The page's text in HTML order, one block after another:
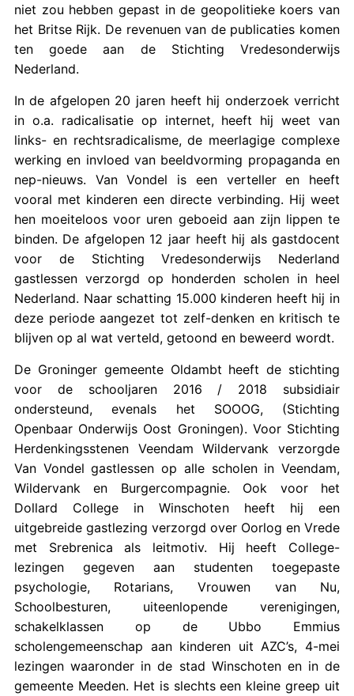
niet zou hebben gepast in de geopolitieke koers van
het Britse Rijk. De revenuen van de publicaties komen
ten goede aan de Stichting Vredesonderwijs
Nederland.
In de afgelopen 20 jaren heeft hij onderzoek verricht
in o.a. radicalisatie op internet, heeft hij weet van
links- en rechtsradicalisme, de meerlagige complexe
werking en invloed van beeldvorming propaganda en
nep-nieuws. Van Vondel is een verteller en heeft
vooral met kinderen een directe verbinding. Hij weet
hen moeiteloos voor uren geboeid aan zijn lippen te
binden. De afgelopen 12 jaar heeft hij als gastdocent
voor de Stichting Vredesonderwijs Nederland
gastlessen verzorgd op honderden scholen in heel
Nederland. Naar schatting 15.000 kinderen heeft hij in
deze periode aangezet tot zelf-denken en kritisch te
blijven op al wat verteld, getoond en beweerd wordt.
De Groninger gemeente Oldambt heeft de stichting
voor de schooljaren 2016 / 2018 subsidiair
ondersteund, evenals het SOOOG, (Stichting
Openbaar Onderwijs Oost Groningen). Voor Stichting
Herdenkingsstenen Veendam Wildervank verzorgde
Van Vondel gastlessen op alle scholen in Veendam,
Wildervank en Burgercompagnie. Ook voor het
Dollard College in Winschoten heeft hij een
uitgebreide gastlezing verzorgd over Oorlog en Vrede
met Srebrenica als leitmotiv. Hij heeft College-
lezingen gegeven aan studenten toegepaste
psychologie, Rotarians, Vrouwen van Nu,
Schoolbesturen, uiteenlopende verenigingen,
schakelklassen op de Ubbo Emmius
scholengemeenschap aan kinderen uit AZC’s, 4-mei
lezingen waaronder in de stad Winschoten en in de
gemeente Meeden. Het is slechts een kleine greep uit